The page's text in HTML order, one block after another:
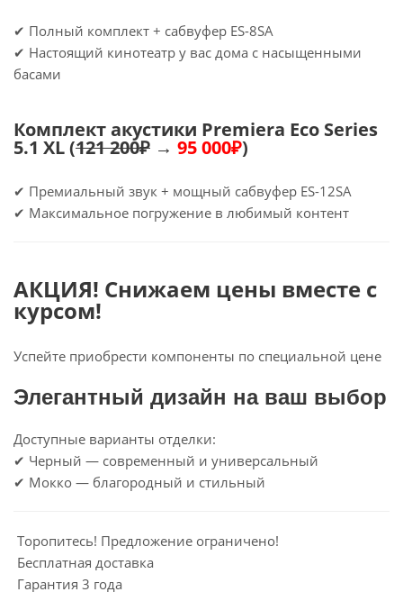
✔ Полный комплект + сабвуфер ES-8SA
✔ Настоящий кинотеатр у вас дома с насыщенными
басами
Комплект акустики Premiera Eco Series
5.1 XL (121 200₽ → 95 000₽)
✔ Премиальный звук + мощный сабвуфер ES-12SA
✔ Максимальное погружение в любимый контент
АКЦИЯ! Снижаем цены вместе с
курсом!
Успейте приобрести компоненты по специальной цене
Элегантный дизайн на ваш выбор
Доступные варианты отделки:
✔ Черный — современный и универсальный
✔ Мокко — благородный и стильный
Торопитесь! Предложение ограничено!
Бесплатная доставка
Гарантия 3 года